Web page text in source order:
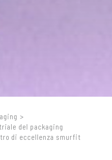
>
del packaging
di eccellenza smurfit